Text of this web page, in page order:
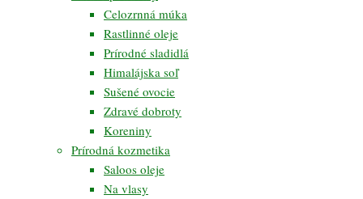
Celozrnná múka
Rastlinné oleje
Prírodné sladidlá
Himalájska soľ
Sušené ovocie
Zdravé dobroty
Koreniny
Prírodná kozmetika
Saloos oleje
Na vlasy